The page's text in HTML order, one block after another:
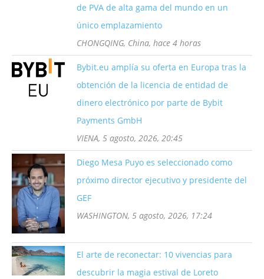
de PVA de alta gama del mundo en un
único emplazamiento
CHONGQING, China, hace 4 horas
Bybit.eu amplía su oferta en Europa tras la
obtención de la licencia de entidad de
dinero electrónico por parte de Bybit
Payments GmbH
VIENA, 5 agosto, 2026, 20:45
Diego Mesa Puyo es seleccionado como
próximo director ejecutivo y presidente del
GEF
WASHINGTON, 5 agosto, 2026, 17:24
El arte de reconectar: 10 vivencias para
descubrir la magia estival de Loreto